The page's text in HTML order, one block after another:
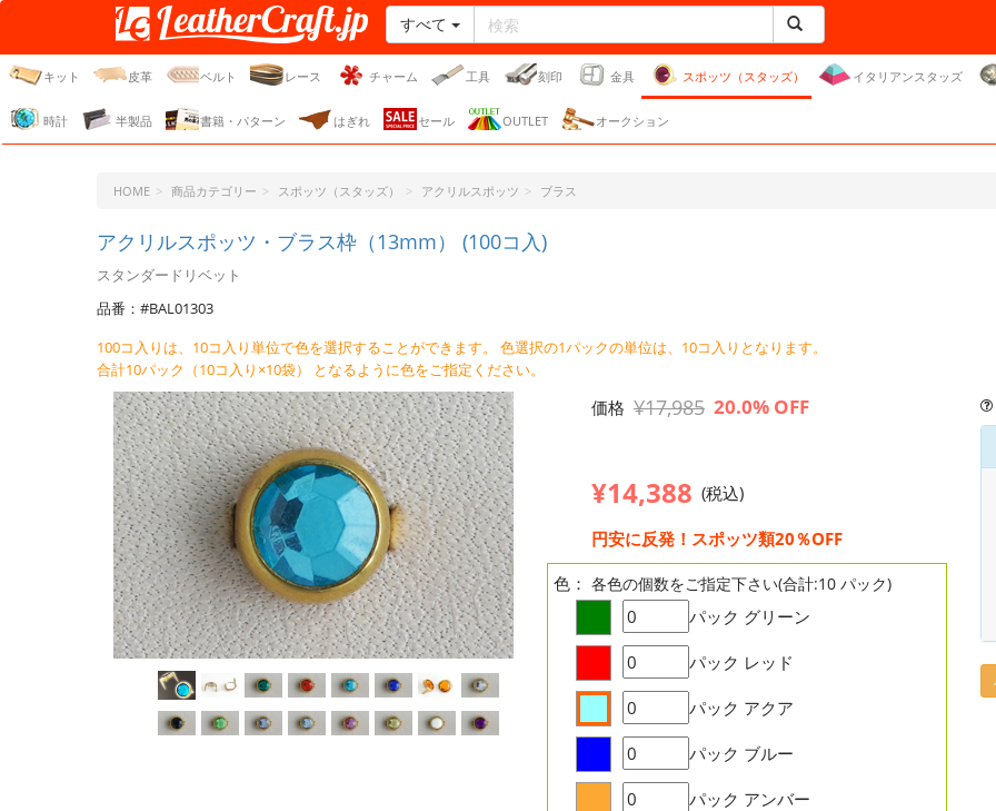
レザークラフト・ドット・
ジェーピー
すべて
キット 皮革 ベルト レース チャーム 工具 刻印 金具 スポッツ（スタッズ） イタリアンスタッズ
時計 半製品 書籍・パターン はぎれ セール OUTLET オークション
HOME 商品カテゴリー スポッツ（スタッズ） アクリルスポッツ ブラス
アクリルスポッツ・ブラス枠（13mm） (100コ入)
スタンダードリベット
品番：#BAL01303
100コ入りは、10コ入り単位で色を選択することができます。 色選択の1パックの単位は、10コ入りとなります。
合計10パック（10コ入り×10袋） となるように色をご指定ください。
価格 ¥17,985 20.0% OFF
¥14,388 (税込)
円安に反発！スポッツ類20％OFF
色： 各色の個数をご指定下さい(合計:10 パック)
パック グリーン
パック レッド
パック アクア
パック ブルー
パック アンバー